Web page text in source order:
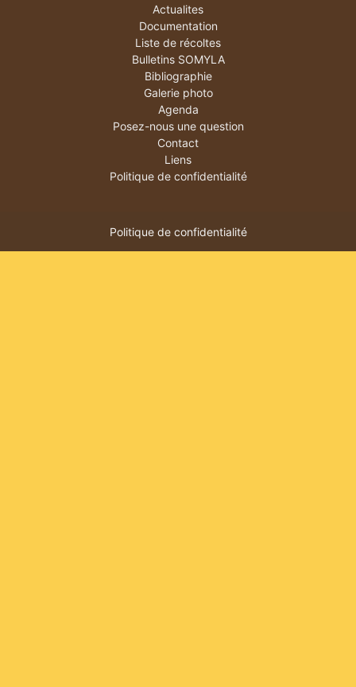
Actualites
Documentation
Liste de récoltes
Bulletins SOMYLA
Bibliographie
Galerie photo
Agenda
Posez-nous une question
Contact
Liens
Politique de confidentialité
Politique de confidentialité